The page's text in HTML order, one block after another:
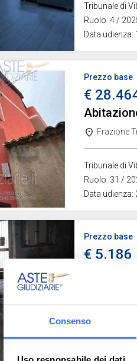
Consenso
Tribunale di
Ruolo: 4 /
Data
Prezzo base
€
Frazione
Tribunale di
Ruolo: 31 /
Data
Prezzo base
€ 5.186
Tribunale di
Ruolo: 53 /